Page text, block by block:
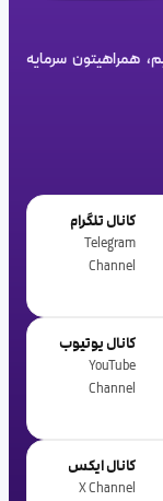
همراهیتون سرمایه‌
کانال تلگرام
Telegram
Channel
کانال یوتیوب
YouTube
Channel
کانال ایکس
X Channel